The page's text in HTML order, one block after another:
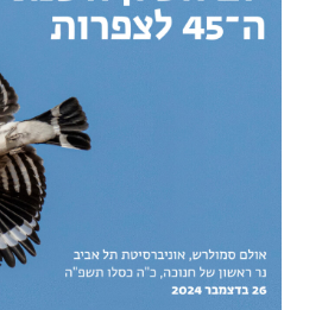
בתי ספר שדה
ארץ אהבתי – קבוצות טיולים למבוגרים